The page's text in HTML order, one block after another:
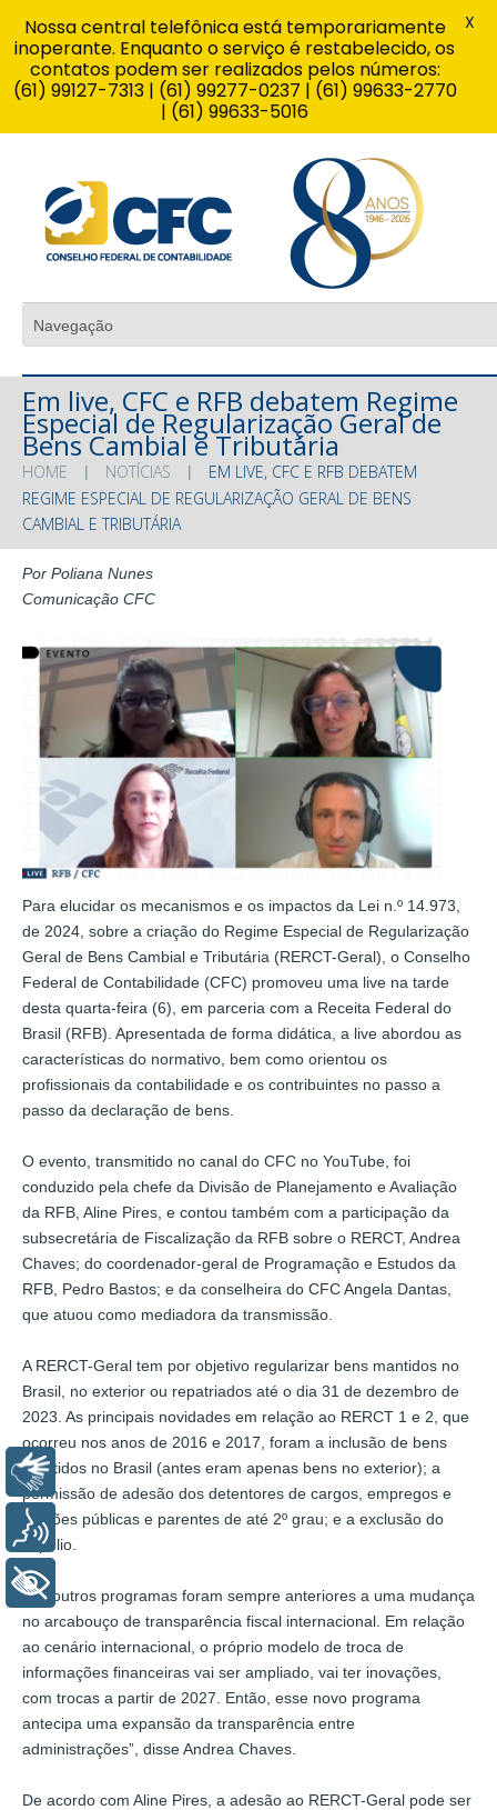
Em live, CFC e RFB debatem Regime
Especial de Regularização Geral de
Bens Cambial e Tributária
HOME NOTÍCIAS
EM LIVE, CFC E RFB DEBATEM
REGIME ESPECIAL DE REGULARIZAÇÃO GERAL DE BENS
CAMBIAL E TRIBUTÁRIA
Por Poliana Nunes
Comunicação CFC
Para elucidar os mecanismos e os impactos da Lei n.º 14.973,
de 2024, sobre a criação do Regime Especial de Regularização
Geral de Bens Cambial e Tributária (RERCT-Geral), o Conselho
Federal de Contabilidade (CFC) promoveu uma live na tarde
desta quarta-feira (6), em parceria com a Receita Federal do
Brasil (RFB). Apresentada de forma didática, a live abordou as
características do normativo, bem como orientou os
profissionais da contabilidade e os contribuintes no passo a
passo da declaração de bens.
O evento, transmitido no canal do CFC no YouTube, foi
conduzido pela chefe da Divisão de Planejamento e Avaliação
da RFB, Aline Pires, e contou também com a participação da
subsecretária de Fiscalização da RFB sobre o RERCT, Andrea
Chaves; do coordenador-geral de Programação e Estudos da
RFB, Pedro Bastos; e da conselheira do CFC Angela Dantas,
que atuou como mediadora da transmissão.
A RERCT-Geral tem por objetivo regularizar bens mantidos no
Brasil, no exterior ou repatriados até o dia 31 de dezembro de
2023. As principais novidades em relação ao RERCT 1 e 2, que
ocorreu nos anos de 2016 e 2017, foram a inclusão de bens
mantidos no Brasil (antes eram apenas bens no exterior); a
permissão de adesão dos detentores de cargos, empregos e
funções públicas e parentes de até 2º grau; e a exclusão do
espólio.
“Os outros programas foram sempre anteriores a uma mudança
no arcabouço de transparência fiscal internacional. Em relação
ao cenário internacional, o próprio modelo de troca de
informações financeiras vai ser ampliado, vai ter inovações,
com trocas a partir de 2027. Então, esse novo programa
antecipa uma expansão da transparência entre
administrações”, disse Andrea Chaves.
De acordo com Aline Pires, a adesão ao RERCT-Geral pode ser
Nossa central telefônica está temporariamente
inoperante. Enquanto o serviço é restabelecido, os
contatos podem ser realizados pelos números:
(61) 99127-7313 | (61) 99277-0237 | (61) 99633-2770
| (61) 99633-5016
X
Libras
Voz